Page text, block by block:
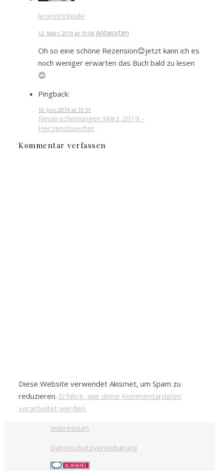
lesestrickeule
12. März 2019 at 10:08 Antworten
Oh so eine schöne Rezension😊jetzt kann ich es
noch weniger erwarten das Buch bald zu lesen
😊
Pingback:
10. Juni 2019 at 10:51
Neuerscheinungen März 2019 -
Herzensbuecher
Kommentar verfassen
Diese Website verwendet Akismet, um Spam zu
reduzieren. Erfahre, wie deine Kommentardaten
verarbeitet werden.
Impressum
Datenschutzvereinbarung